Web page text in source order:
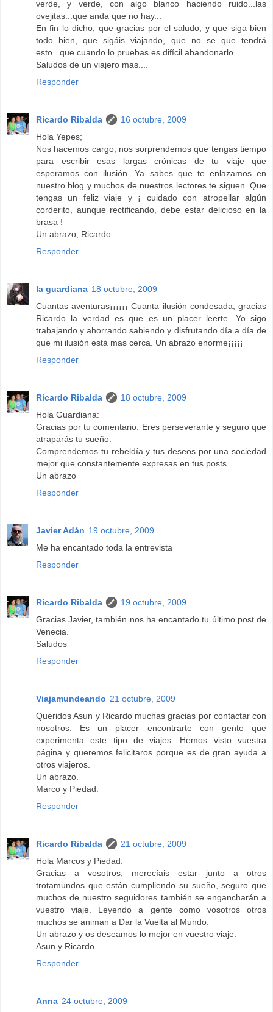
verde, y verde, con algo blanco haciendo ruido...las
ovejitas...que anda que no hay...
En fin lo dicho, que gracias por el saludo, y que siga bien
todo bien, que sigáis viajando, que no se que tendrá
esto...que cuando lo pruebas es difícil abandonarlo...
Saludos de un viajero mas....
Responder
Ricardo Ribalda
16 octubre, 2009
Hola Yepes;
Nos hacemos cargo, nos sorprendemos que tengas tiempo
para escribir esas largas crónicas de tu viaje que
esperamos con ilusión. Ya sabes que te enlazamos en
nuestro blog y muchos de nuestros lectores te siguen. Que
tengas un feliz viaje y ¡ cuidado con atropellar algún
corderito, aunque rectificando, debe estar delicioso en la
brasa !
Un abrazo, Ricardo
Responder
la guardiana 18 octubre, 2009
Cuantas aventuras¡¡¡¡¡¡ Cuanta ilusión condesada, gracias
Ricardo la verdad es que es un placer leerte. Yo sigo
trabajando y ahorrando sabiendo y disfrutando día a día de
que mi ilusión está mas cerca. Un abrazo enorme¡¡¡¡¡
Responder
Ricardo Ribalda
18 octubre, 2009
Hola Guardiana:
Gracias por tu comentario. Eres perseverante y seguro que
atraparás tu sueño.
Comprendemos tu rebeldía y tus deseos por una sociedad
mejor que constantemente expresas en tus posts.
Un abrazo
Responder
Javier Adán 19 octubre, 2009
Me ha encantado toda la entrevista
Responder
Ricardo Ribalda
19 octubre, 2009
Gracias Javier, también nos ha encantado tu último post de
Venecia.
Saludos
Responder
Viajamundeando 21 octubre, 2009
Queridos Asun y Ricardo muchas gracias por contactar con
nosotros. Es un placer encontrarte con gente que
experimenta este tipo de viajes. Hemos visto vuestra
página y queremos felicitaros porque es de gran ayuda a
otros viajeros.
Un abrazo.
Marco y Piedad.
Responder
Ricardo Ribalda
21 octubre, 2009
Hola Marcos y Piedad:
Gracias a vosotros, merecíais estar junto a otros
trotamundos que están cumpliendo su sueño, seguro que
muchos de nuestro seguidores también se engancharán a
vuestro viaje. Leyendo a gente como vosotros otros
muchos se animan a Dar la Vuelta al Mundo.
Un abrazo y os deseamos lo mejor en vuestro viaje.
Asun y Ricardo
Responder
Anna 24 octubre, 2009